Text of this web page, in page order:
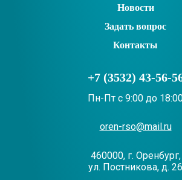
Новости
Задать вопрос
Контакты
+7 (3532) 43-56-
Пн-Пт с 9:00 до
oren-rso@mail.ru
460000, г. Оренбург,
ул. Постникова, д. 26